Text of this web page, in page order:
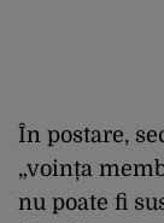
În postare,
„voința
nu poate fi